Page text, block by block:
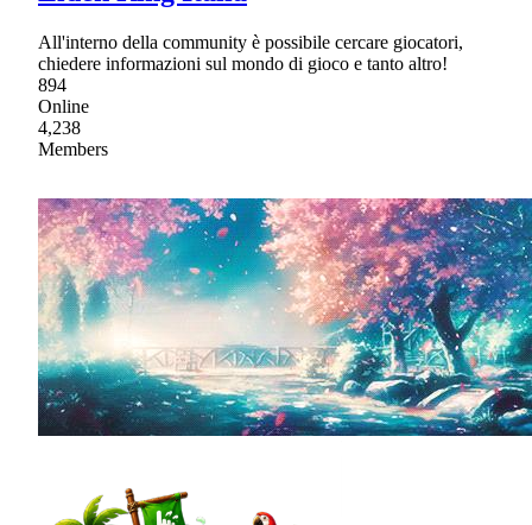
All'interno della community è possibile cercare giocatori,
chiedere informazioni sul mondo di gioco e tanto altro!
894
Online
4,238
Members